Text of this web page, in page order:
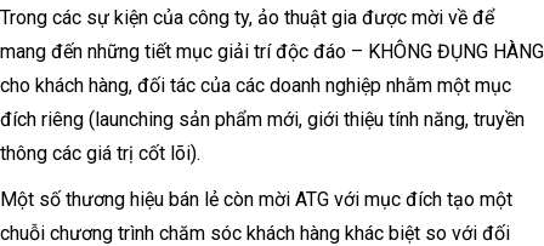
Trong các sự kiện của công ty, ảo thuật gia được mời về để
mang đến những tiết mục giải trí độc đáo – KHÔNG ĐỤNG HÀNG
cho khách hàng, đối tác của các doanh nghiệp nhằm một mục
đích riêng (launching sản phẩm mới, giới thiệu tính năng, truyền
thông các giá trị cốt lõi).
Một số thương hiệu bán lẻ còn mời ATG với mục đích tạo một
chuỗi chương trình chăm sóc khách hàng khác biệt so với đối